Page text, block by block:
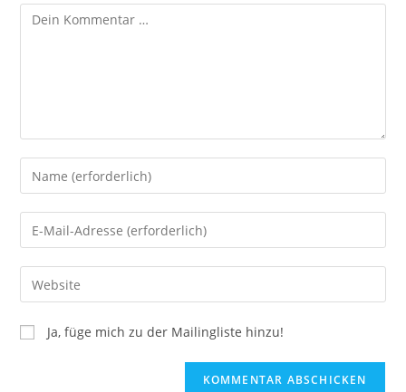
Ja, füge mich zu der Mailingliste hinzu!